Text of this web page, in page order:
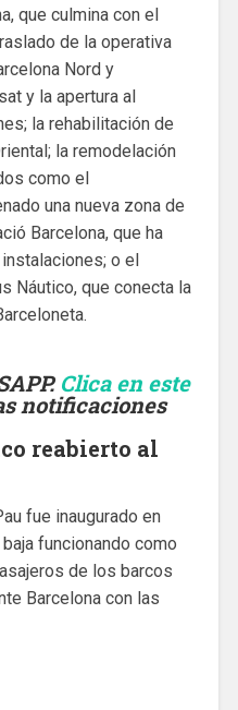
que culmina con el
de la operativa
Nord y
y la apertura al
la rehabilitación de
la remodelación
como el
una nueva zona de
Barcelona, ​​que ha
o el
Náutico, que conecta la
Clica en este
notificaciones
reabierto al
fue inaugurado en
funcionando como
de los barcos
Barcelona con las